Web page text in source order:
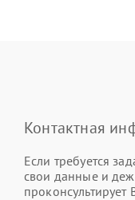
Контактная
Если требуется
свои данные и
проконсультирует